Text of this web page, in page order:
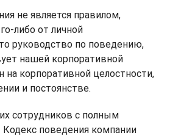
не является правилом,
либо от личной
руководство по поведению,
нашей корпоративной
на корпоративной целостности,
и постоянстве.
сотрудников с полным
поведения компании